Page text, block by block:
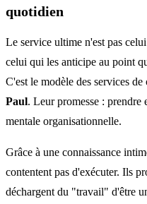
quotidien
Le service ultime n'est pas
celui qui les anticipe au point
C'est le modèle des services
Paul. Leur promesse : prendre
mentale organisationnelle.
Grâce à une connaissance
contentent pas d'exécuter. Ils
déchargent du "travail" d'être